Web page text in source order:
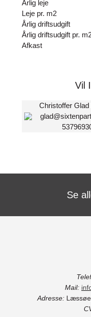
Årlig leje
Leje pr. m2
Årlig driftsudgift
Årlig driftsudgift pr.
Afkast
Vil
Christoffer
Se
Mail:
Adresse: